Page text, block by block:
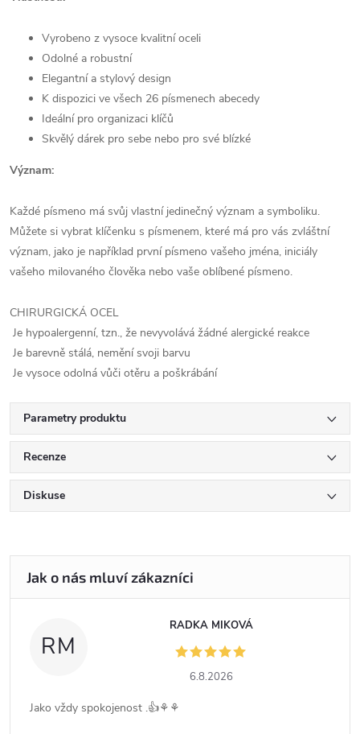
Vyrobeno z vysoce kvalitní oceli
Odolné a robustní
Elegantní a stylový design
K dispozici ve všech 26 písmenech abecedy
Ideální pro organizaci klíčů
Skvělý dárek pro sebe nebo pro své blízké
Význam:
Každé písmeno má svůj vlastní jedinečný význam a symboliku.
Můžete si vybrat klíčenku s písmenem, které má pro vás zvláštní
význam, jako je například první písmeno vašeho jména, iniciály
vašeho milovaného člověka nebo vaše oblíbené písmeno.
CHIRURGICKÁ OCEL
Je hypoalergenní, tzn., že nevyvolává žádné alergické reakce
Je barevně stálá, nemění svoji barvu
Je vysoce odolná vůči otěru a poškrábání
Parametry produktu
Recenze
Diskuse
RM
RADKA MIKOVÁ
6.8.2026
Jako vždy spokojenost .👍⚘️⚘️